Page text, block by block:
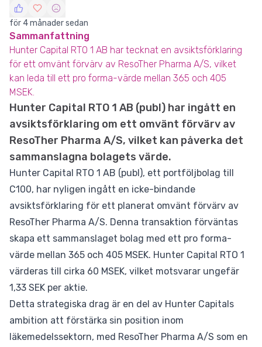
för 4 månader sedan
Sammanfattning
Hunter Capital RTO 1 AB har tecknat en avsiktsförklaring
för ett omvänt förvärv av ResoTher Pharma A/S, vilket
kan leda till ett pro forma-värde mellan 365 och 405
MSEK.
Hunter Capital RTO 1 AB (publ) har ingått en
avsiktsförklaring om ett omvänt förvärv av
ResoTher Pharma A/S, vilket kan påverka det
sammanslagna bolagets värde.
Hunter Capital RTO 1 AB (publ), ett portföljbolag till
C100, har nyligen ingått en icke-bindande
avsiktsförklaring för ett planerat omvänt förvärv av
ResoTher Pharma A/S. Denna transaktion förväntas
skapa ett sammanslaget bolag med ett pro forma-
värde mellan 365 och 405 MSEK. Hunter Capital RTO 1
värderas till cirka 60 MSEK, vilket motsvarar ungefär
1,33 SEK per aktie.
Detta strategiska drag är en del av Hunter Capitals
ambition att förstärka sin position inom
läkemedelssektorn, med ResoTher Pharma A/S som en